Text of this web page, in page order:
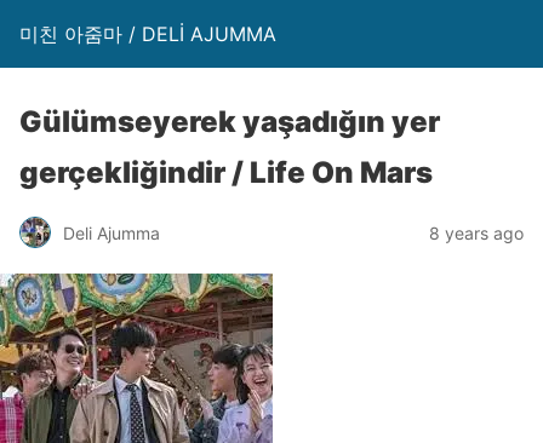
미친 아줌마 / DELİ AJUMMA
Gülümseyerek yaşadığın yer
gerçekliğindir / Life On Mars
Deli Ajumma 8 years ago